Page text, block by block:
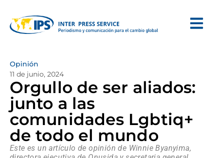
Opinión
11 de junio, 2024
Orgullo de ser aliados:
junto a las
comunidades Lgbtiq+
de todo el mundo
Este es un artículo de opinión de Winnie Byanyima,